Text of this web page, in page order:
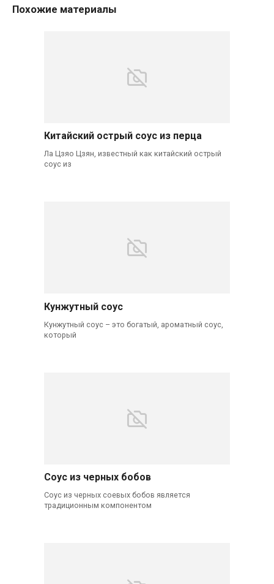
Похожие материалы
Китайский острый соус из перца
Ла Цзяо Цзян, известный как китайский острый
соус из
Кунжутный соус
Кунжутный соус – это богатый, ароматный соус,
который
Соус из черных бобов
Соус из черных соевых бобов является
традиционным компонентом